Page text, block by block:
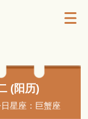
(阳历)
星座：巨蟹座